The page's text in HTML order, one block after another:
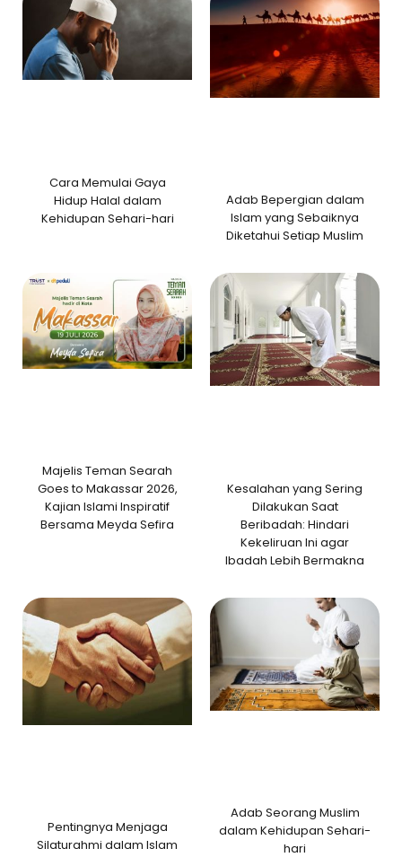
Cara Memulai Gaya
Hidup Halal dalam
Kehidupan Sehari-hari
Adab Bepergian dalam
Islam yang Sebaiknya
Diketahui Setiap Muslim
Majelis Teman Searah
Goes to Makassar 2026,
Kajian Islami Inspiratif
Bersama Meyda Sefira
Kesalahan yang Sering
Dilakukan Saat
Beribadah: Hindari
Kekeliruan Ini agar
Ibadah Lebih Bermakna
Pentingnya Menjaga
Silaturahmi dalam Islam
Adab Seorang Muslim
dalam Kehidupan Sehari-
hari